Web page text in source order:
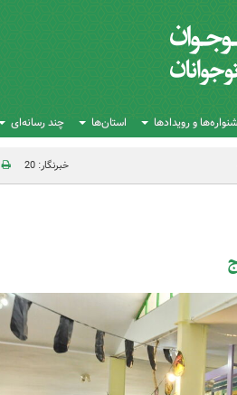
و رویدادها استان‌ها چند رسانه‌ای
خبرنگار: 20